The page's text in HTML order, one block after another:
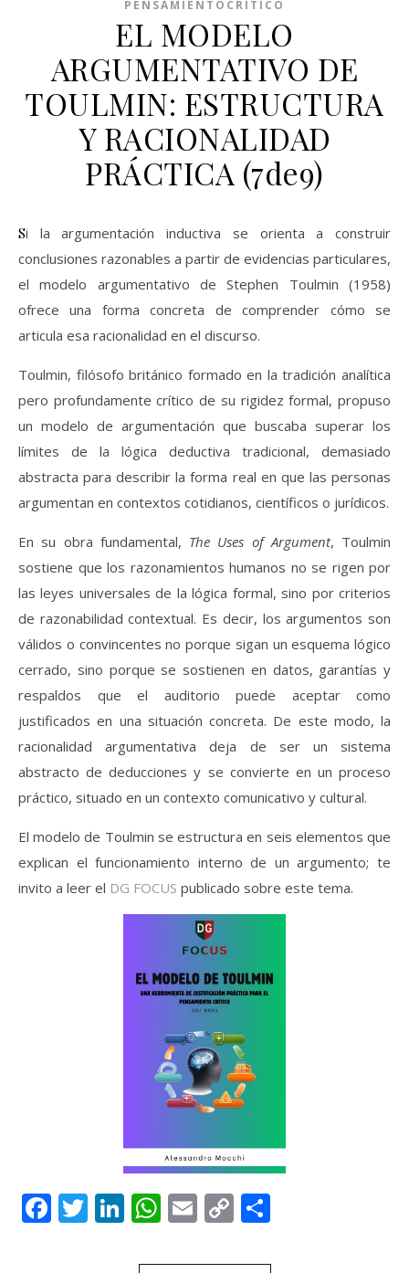
PENSAMIENTOCRITICO
EL MODELO
ARGUMENTATIVO DE
TOULMIN: ESTRUCTURA
Y RACIONALIDAD
PRÁCTICA (7de9)
Si la argumentación inductiva se orienta a construir
conclusiones razonables a partir de evidencias particulares,
el modelo argumentativo de Stephen Toulmin (1958)
ofrece una forma concreta de comprender cómo se
articula esa racionalidad en el discurso.
Toulmin, filósofo británico formado en la tradición analítica
pero profundamente crítico de su rigidez formal, propuso
un modelo de argumentación que buscaba superar los
límites de la lógica deductiva tradicional, demasiado
abstracta para describir la forma real en que las personas
argumentan en contextos cotidianos, científicos o jurídicos.
En su obra fundamental, The Uses of Argument, Toulmin
sostiene que los razonamientos humanos no se rigen por
las leyes universales de la lógica formal, sino por criterios
de razonabilidad contextual. Es decir, los argumentos son
válidos o convincentes no porque sigan un esquema lógico
cerrado, sino porque se sostienen en datos, garantías y
respaldos que el auditorio puede aceptar como
justificados en una situación concreta. De este modo, la
racionalidad argumentativa deja de ser un sistema
abstracto de deducciones y se convierte en un proceso
práctico, situado en un contexto comunicativo y cultural.
El modelo de Toulmin se estructura en seis elementos que
explican el funcionamiento interno de un argumento; te
invito a leer el DG FOCUS publicado sobre este tema.
Facebook
Twitter
LinkedIn
WhatsApp
Email
Copy